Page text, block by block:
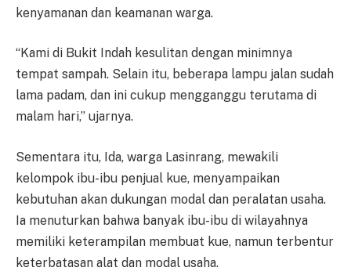
kenyamanan dan keamanan warga.
“Kami di Bukit Indah kesulitan dengan minimnya
tempat sampah. Selain itu, beberapa lampu jalan sudah
lama padam, dan ini cukup mengganggu terutama di
malam hari,” ujarnya.
Sementara itu, Ida, warga Lasinrang, mewakili
kelompok ibu-ibu penjual kue, menyampaikan
kebutuhan akan dukungan modal dan peralatan usaha.
Ia menuturkan bahwa banyak ibu-ibu di wilayahnya
memiliki keterampilan membuat kue, namun terbentur
keterbatasan alat dan modal usaha.